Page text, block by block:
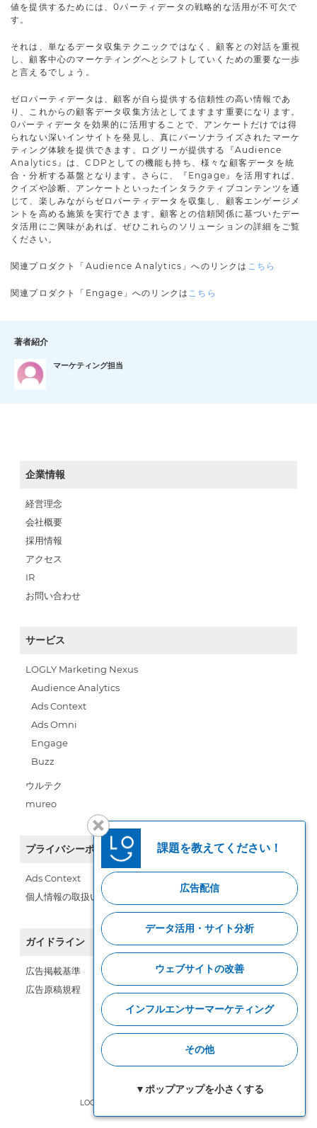
値を提供するためには、0パーティデータの戦略的な活用が不可欠で
す。
それは、単なるデータ収集テクニックではなく、顧客との対話を重視
し、顧客中心のマーケティングへとシフトしていくための重要な一歩
と言えるでしょう。
ゼロパーティデータは、顧客が自ら提供する信頼性の高い情報であ
り、これからの顧客データ収集方法としてますます重要になります。
0パーティデータを効果的に活用することで、アンケートだけでは得
られない深いインサイトを発見し、真にパーソナライズされたマーケ
ティング体験を提供できます。ログリーが提供する『Audience
Analytics』は、CDPとしての機能も持ち、様々な顧客データを統
合・分析する基盤となります。さらに、『Engage』を活用すれば、
クイズや診断、アンケートといったインタラクティブコンテンツを通
じて、楽しみながらゼロパーティデータを収集し、顧客エンゲージメ
ントを高める施策を実行できます。顧客との信頼関係に基づいたデー
タ活用にご興味があれば、ぜひこれらのソリューションの詳細をご覧
ください。
関連プロダクト「Audience Analytics」へのリンクは こちら
関連プロダクト「Engage」へのリンクは こちら
著者紹介
マーケティング担当
企業情報
経営理念
会社概要
採用情報
アクセス
IR
お問い合わせ
サービス
LOGLY Marketing Nexus
Audience Analytics
Ads Context
Ads Omni
Engage
Buzz
ウルテク
mureo
プライバシーポリシー
Ads Context
個人情報の取扱い
ガイドライン
広告掲載基準
広告原稿規程
LOGLY, Inc. © Copyright, All Rights Reserved
課題を教えてください！
広告配信
データ活用・サイト分析
ウェブサイトの改善
インフルエンサーマーケティング
その他
▼ポップアップを小さくする